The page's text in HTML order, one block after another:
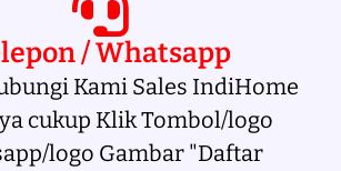
/ Whatsapp
Kami Sales IndiHome
cukup Klik Tombol/logo
logo Gambar "Daftar